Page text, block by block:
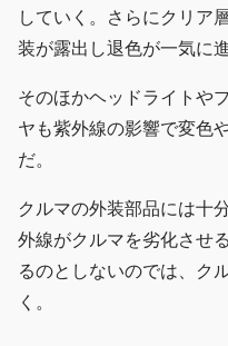
していく。さらにクリア
装が露出し退色が一気に
そのほかヘッドライトや
ヤも紫外線の影響で変色
だ。
クルマの外装部品には十
外線がクルマを劣化させ
るのとしないのでは、ク
く。